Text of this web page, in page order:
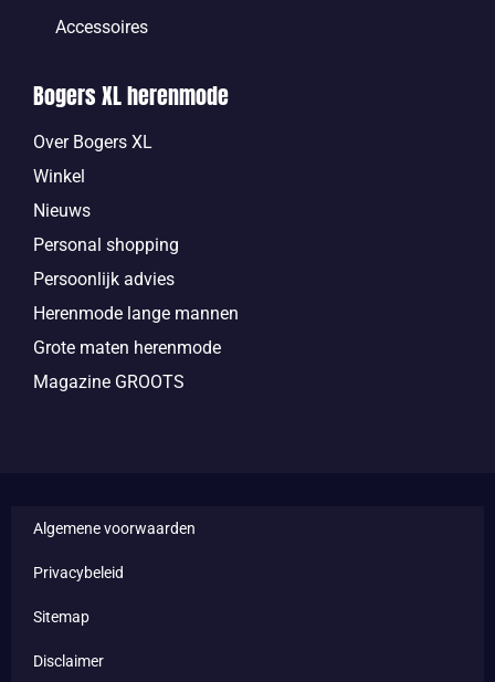
Accessoires
Bogers XL herenmode
Over Bogers XL
Winkel
Nieuws
Personal shopping
Persoonlijk advies
Herenmode lange mannen
Grote maten herenmode
Magazine GROOTS
Algemene voorwaarden
Privacybeleid
Sitemap
Disclaimer